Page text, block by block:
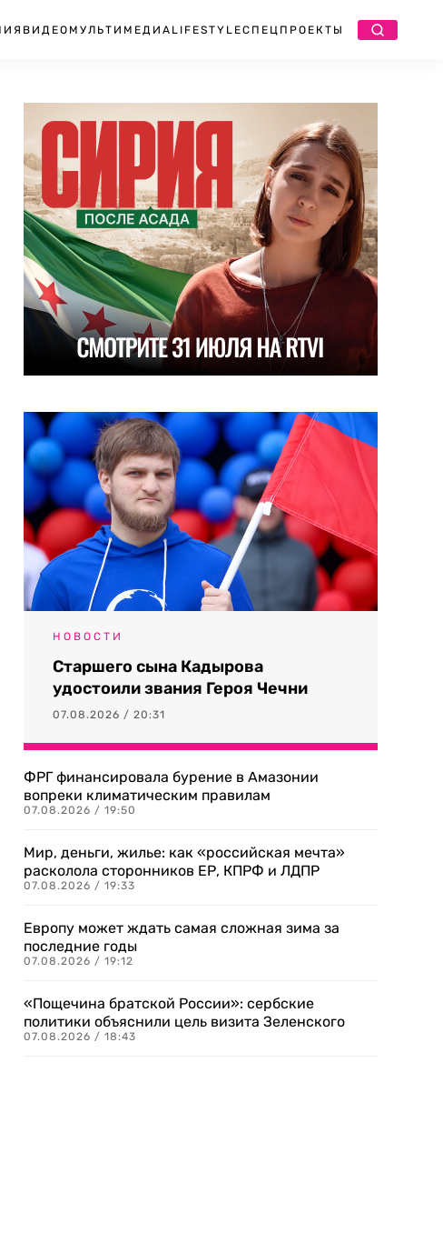
ВИДЕО МУЛЬТИМЕДИА LIFESTYLEСПЕЦПРОЕКТЫ
НОВОСТИ
Старшего сына Кадырова
удостоили звания Героя Чечни
07.08.2026 / 20:31
ФРГ финансировала бурение в Амазонии
вопреки климатическим правилам
07.08.2026 / 19:50
Мир, деньги, жилье: как «российская мечта»
расколола сторонников ЕР, КПРФ и ЛДПР
07.08.2026 / 19:33
Европу может ждать самая сложная зима за
последние годы
07.08.2026 / 19:12
«Пощечина братской России»: сербские
политики объяснили цель визита Зеленского
07.08.2026 / 18:43